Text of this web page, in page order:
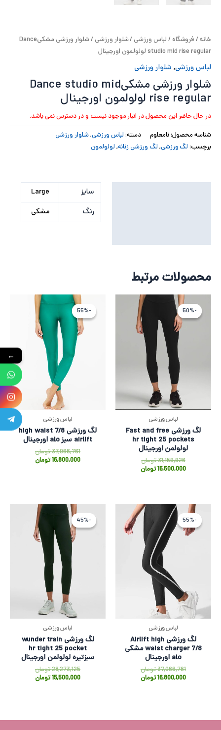
خانه/فروشگاه/لباس ورزشی/شلوار ورزشی
/ شلوار ورزشی مشکیDance
studio mid rise regular لولولمون اورجینال
لباس ورزشی, شلوار ورزشی
شلوار ورزشی مشکیDance studio mid
rise regular لولولمون اورجینال
در حال حاضر این محصول در انبار موجود نیست و در دسترس نمی باشد.
شناسه محصول:نامعلوم دسته:لباس ورزشی,شلوار ورزشی
برچسب:لگ ورزشی,لگ ورزشی زنانه,لولولمون
سایز
Large
رنگ
مشکی
محصولات مرتبط
-50%-50%
لباس ورزشی
لگ ورزشی Fast and free
hr tight 25 pockets
لولولمن اورجینال
31,159,926تومان
قیمت
اصلی
بود.
15,500,000تومان
قیمت
فعلی
15,500,000 تومان
است.
-55%-55%
لباس ورزشی
لگ ورزشی 7/8 high waist
airlift سبز alo اورجینال
37,066,761تومان
قیمت
اصلی
بود.
16,800,000تومان
قیمت
فعلی
است.
-55%-55%
لباس ورزشی
لگ ورزشی Airlift high
waist charger 7/8 مشکی
alo اورجینال
37,066,761تومان
قیمت
اصلی
37,066,761 تومان
بود.
16,800,000تومان
قیمت
فعلی
16,800,000 تومان
است.
-45%-45%
لباس ورزشی
لگ ورزشی wunder train
hr tight 25 pocket
سبز‌تیره لولولمن اورجینال
28,273,125تومان
قیمت
بود.
15,500,000تومان
قیمت
است.
←